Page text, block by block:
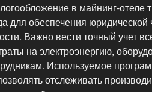
в майнинг-отеле
для обеспечения юридической
Важно вести точный учет
на электроэнергию,
Используемое
отслеживать